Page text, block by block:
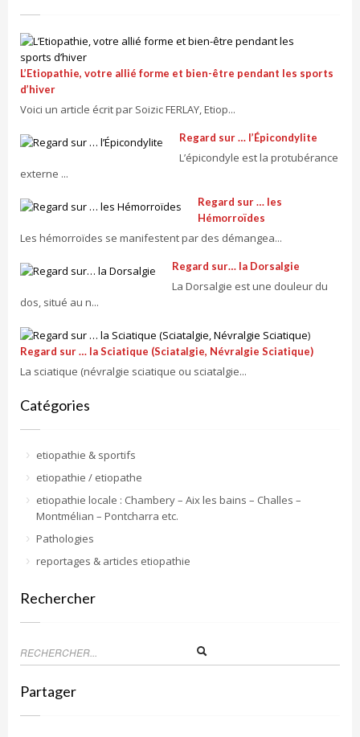
L’Etiopathie, votre allié forme et bien-être pendant les sports
d’hiver
Voici un article écrit par Soizic FERLAY, Etiop...
Regard sur … l’Épicondylite
L’épicondyle est la protubérance
externe ...
Regard sur … les
Hémorroïdes
Les hémorroïdes se manifestent par des démangea...
Regard sur… la Dorsalgie
La Dorsalgie est une douleur du
dos, situé au n...
Regard sur … la Sciatique (Sciatalgie, Névralgie Sciatique)
La sciatique (névralgie sciatique ou sciatalgie...
Catégories
etiopathie & sportifs
etiopathie / etiopathe
etiopathie locale : Chambery – Aix les bains – Challes –
Montmélian – Pontcharra etc.
Pathologies
reportages & articles etiopathie
Rechercher
Partager